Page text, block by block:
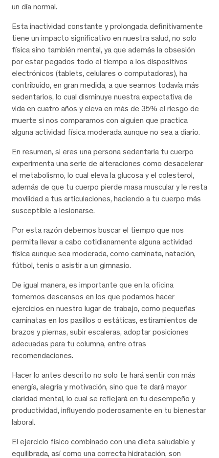
un día normal.
Esta inactividad constante y prolongada definitivamente
tiene un impacto significativo en nuestra salud, no solo
física sino también mental, ya que además la obsesión
por estar pegados todo el tiempo a los dispositivos
electrónicos (tablets, celulares o computadoras), ha
contribuido, en gran medida, a que seamos todavía más
sedentarios, lo cual disminuye nuestra expectativa de
vida en cuatro años y eleva en más de 35% el riesgo de
muerte si nos comparamos con alguien que practica
alguna actividad física moderada aunque no sea a diario.
En resumen, si eres una persona sedentaria tu cuerpo
experimenta una serie de alteraciones como desacelerar
el metabolismo, lo cual eleva la glucosa y el colesterol,
además de que tu cuerpo pierde masa muscular y le resta
movilidad a tus articulaciones, haciendo a tu cuerpo más
susceptible a lesionarse.
Por esta razón debemos buscar el tiempo que nos
permita llevar a cabo cotidianamente alguna actividad
física aunque sea moderada, como caminata, natación,
fútbol, tenis o asistir a un gimnasio.
De igual manera, es importante que en la oficina
tomemos descansos en los que podamos hacer
ejercicios en nuestro lugar de trabajo, como pequeñas
caminatas en los pasillos o estáticas, estiramientos de
brazos y piernas, subir escaleras, adoptar posiciones
adecuadas para tu columna, entre otras
recomendaciones.
Hacer lo antes descrito no solo te hará sentir con más
energía, alegría y motivación, sino que te dará mayor
claridad mental, lo cual se reflejará en tu desempeño y
productividad, influyendo poderosamente en tu bienestar
laboral.
El ejercicio físico combinado con una dieta saludable y
equilibrada, así como una correcta hidratación, son